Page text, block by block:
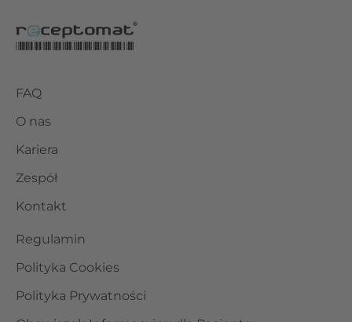
FAQ
O nas
Kariera
Zespół
Kontakt
Regulamin
Polityka Cookies
Polityka Prywatności